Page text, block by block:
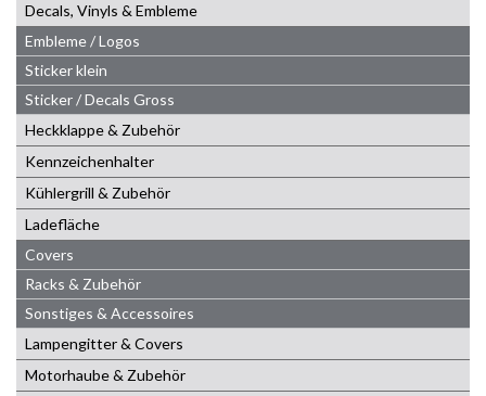
Decals, Vinyls & Embleme
Embleme / Logos
Sticker klein
Sticker / Decals Gross
Heckklappe & Zubehör
Kennzeichenhalter
Kühlergrill & Zubehör
Ladefläche
Covers
Racks & Zubehör
Sonstiges & Accessoires
Lampengitter & Covers
Motorhaube & Zubehör